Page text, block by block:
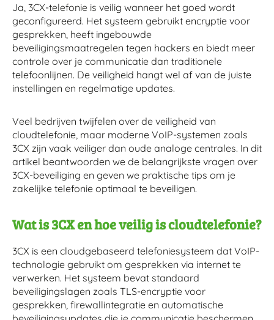
Ja, 3CX-telefonie is veilig wanneer het goed wordt
geconfigureerd. Het systeem gebruikt encryptie voor
gesprekken, heeft ingebouwde
beveiligingsmaatregelen tegen hackers en biedt meer
controle over je communicatie dan traditionele
telefoonlijnen. De veiligheid hangt wel af van de juiste
instellingen en regelmatige updates.
Veel bedrijven twijfelen over de veiligheid van
cloudtelefonie, maar moderne VoIP-systemen zoals
3CX zijn vaak veiliger dan oude analoge centrales. In dit
artikel beantwoorden we de belangrijkste vragen over
3CX-beveiliging en geven we praktische tips om je
zakelijke telefonie optimaal te beveiligen.
Wat is 3CX en hoe veilig is cloudtelefonie?
3CX is een cloudgebaseerd telefoniesysteem dat VoIP-
technologie gebruikt om gesprekken via internet te
verwerken. Het systeem bevat standaard
beveiligingslagen zoals TLS-encryptie voor
gesprekken, firewallintegratie en automatische